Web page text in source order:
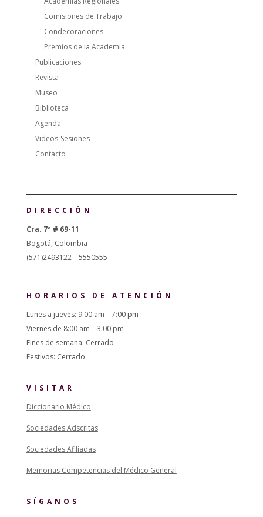
Comisiones de Trabajo
Condecoraciones
Premios de la Academia
Publicaciones
Revista
Museo
Biblioteca
Agenda
Videos-Sesiones
Contacto
DIRECCIÓN
Cra. 7ª # 69-11
Bogotá, Colombia
(571)2493122 – 5550555
HORARIOS DE ATENCIÓN
Lunes a jueves: 9:00 am – 7:00 pm
Viernes de 8:00 am – 3:00 pm
Fines de semana: Cerrado
Festivos: Cerrado
VISITAR
Diccionario Médico
Sociedades Adscritas
Sociedades Afiliadas
Memorias Competencias del Médico General
SÍGANOS